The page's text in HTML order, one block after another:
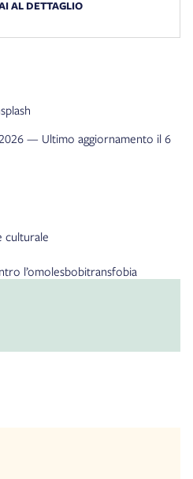
AL DETTAGLIO
— Ultimo aggiornamento il 6
culturale
l’omolesbobitransfobia